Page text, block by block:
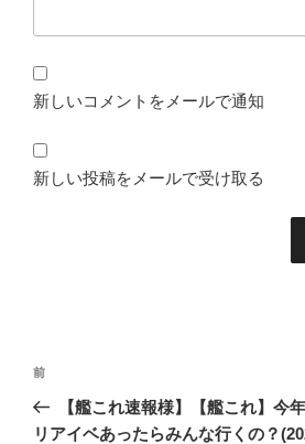
新しいコメントをメールで通知
新しい投稿をメールで受け取る
投
ナ
前
の
投
前
【艦これ速報様】【艦これ】今
リアイベあったらみんな行くの？